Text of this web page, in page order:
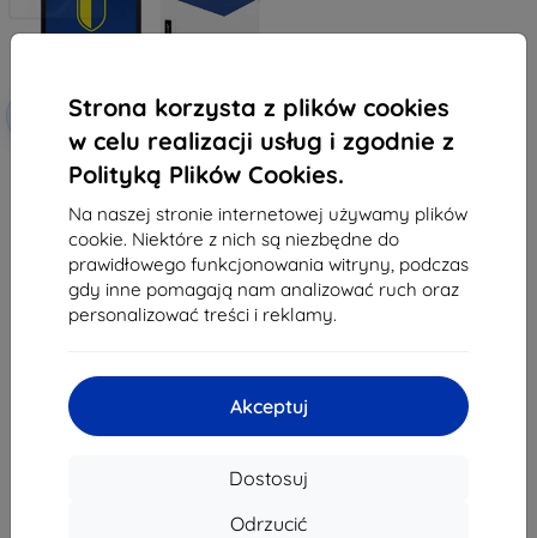
Strona korzysta z plików cookies
w celu realizacji usług i zgodnie z
Polityką Plików Cookies.
Na naszej stronie internetowej używamy plików
cookie. Niektóre z nich są niezbędne do
prawidłowego funkcjonowania witryny, podczas
gdy inne pomagają nam analizować ruch oraz
personalizować treści i reklamy.
Akceptuj
Dostosuj
Odrzucić
Zniżka z
EXTRA10
hybrydowe szkło ochronne
Blackview Mega 1 do 13" Hybrid
Glass Lite
59,90 zł
28,71 zł
Ostatnia sztuka w magazynie